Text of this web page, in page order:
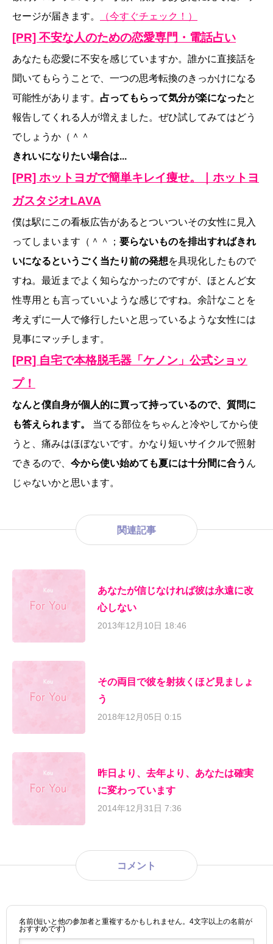
セージが届きます。
（今すぐチェック！）
[PR] 不安な人のための恋愛専門・電話占い
あなたも恋愛に不安を感じていますか。誰かに直接話を
聞いてもらうことで、一つの思考転換のきっかけになる
可能性があります。 占ってもらって気分が楽になったと
報告してくれる人が増えました。ぜひ試してみてはどう
でしょうか（＾＾
きれいになりたい場合は...
[PR] ホットヨガで簡単キレイ痩せ。｜ホットヨ
ガスタジオLAVA
僕は駅にこの看板広告があるとついついその女性に見入
ってしまいます（＾＾； 要らないものを排出すればきれ
いになるというごく当たり前の発想を具現化したもので
すね。最近までよく知らなかったのですが、ほとんど女
性専用とも言っていいような感じですね。余計なことを
考えずに一人で修行したいと思っているような女性には
見事にマッチします。
[PR] 自宅で本格脱毛器「ケノン」公式ショッ
プ！
なんと僕自身が個人的に買って持っているので、質問に
も答えられます。
当てる部位をちゃんと冷やしてから使
うと、痛みはほぼないです。かなり短いサイクルで照射
できるので、 今から使い始めても夏には十分間に合う ん
じゃないかと思います。
関連記事
あなたが信じなければ彼は永遠に改
心しない
2013年12月10日 18:46
その両目で彼を射抜くほど見ましょ
う
2018年12月05日 0:15
昨日より、去年より、あなたは確実
に変わっています
2014年12月31日 7:36
コメント
名前(短いと他の参加者と重複するかもしれません。4文字以上の名前が
おすすめです)